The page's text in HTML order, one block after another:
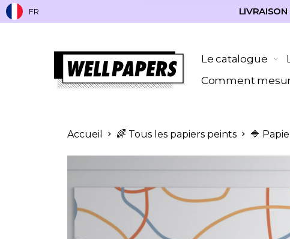
FR
Le catalogue
Comment
Accueil 🌈 Tous les papiers peints 🔷